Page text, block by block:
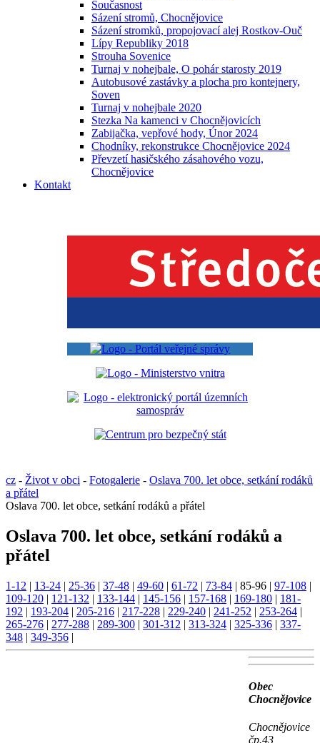
Současnost
Sázení stromů, Chocnějovice
Sázení stromků, propojovací alej Rostkov-Ouč
Lípy Republiky 2018
Strouha Sovenice
Turnaj v nohejbale, O pohár starosty 2019
Autobusové zastávky a plocha pro kontejnery,
Soven
Turnaj v nohejbale 2020
Stezka Na kamenci v Chocnějovicích
Zabijačka, vepřové hody, Únor 2024
Chodníky, rekonstrukce Chocnějovice 2024
Převzetí hasičského zásahového vozu,
Chocnějovice
Kontakt
cz - Život v obci - Fotogalerie - Oslava 700. let obce, setkání rodáků
a přátel
Oslava 700. let obce, setkání rodáků a přátel
Oslava 700. let obce, setkání rodáků a
přátel
1-12 | 13-24 | 25-36 | 37-48 | 49-60 | 61-72 | 73-84 | 85-96 | 97-108 |
109-120 | 121-132 | 133-144 | 145-156 | 157-168 | 169-180 | 181-
192 | 193-204 | 205-216 | 217-228 | 229-240 | 241-252 | 253-264 |
265-276 | 277-288 | 289-300 | 301-312 | 313-324 | 325-336 | 337-
348 | 349-356 |
Obec
Chocnějovice
Chocnějovice
čp.43